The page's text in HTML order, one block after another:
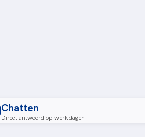
Chatten
Direct antwoord op werkdagen